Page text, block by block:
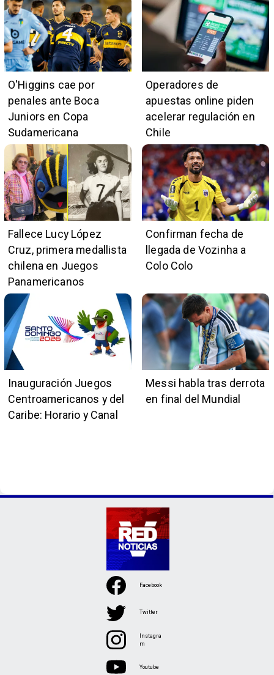
O'Higgins cae por
penales ante Boca
Juniors en Copa
Sudamericana
Operadores de
apuestas online piden
acelerar regulación en
Chile
Fallece Lucy López
Cruz, primera medallista
chilena en Juegos
Panamericanos
Confirman fecha de
llegada de Vozinha a
Colo Colo
Inauguración Juegos
Centroamericanos y del
Caribe: Horario y Canal
Messi habla tras derrota
en final del Mundial
Facebook
Twitter
Instagra
m
Youtube